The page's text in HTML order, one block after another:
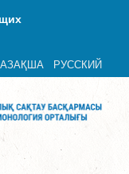
РУССКИЙ